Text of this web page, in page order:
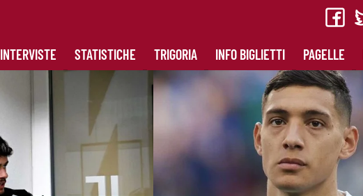
INTERVISTE STATISTICHE TRIGORIA INFO BIGLIETTI PAGELLE